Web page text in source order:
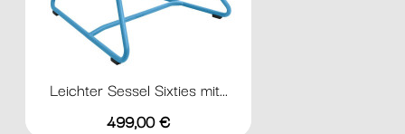
Leichter Sessel Sixties mit...
Preis
499,00 €